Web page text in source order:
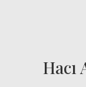
Hacı